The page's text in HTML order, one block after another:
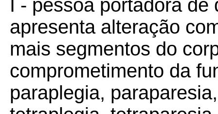
I - pessoa portadora
apresenta alteração
mais segmentos do
comprometimento da
paraplegia,